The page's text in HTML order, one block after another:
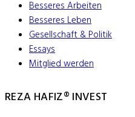
Besseres Arbeiten
Besseres Leben
Gesellschaft & Politik
Essays
Mitglied werden
REZA HAFIZ® INVEST